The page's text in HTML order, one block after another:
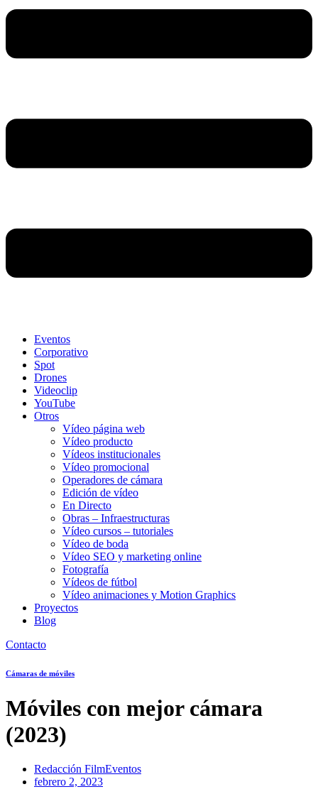
Eventos
Corporativo
Spot
Drones
Videoclip
YouTube
Otros
Vídeo página web
Vídeo producto
Vídeos institucionales
Vídeo promocional
Operadores de cámara
Edición de vídeo
En Directo
Obras – Infraestructuras
Vídeo cursos – tutoriales
Vídeo de boda
Vídeo SEO y marketing online
Fotografía
Vídeos de fútbol
Vídeo animaciones y Motion Graphics
Proyectos
Blog
Contacto
Cámaras de móviles
Móviles con mejor cámara
(2023)
Redacción FilmEventos
febrero 2, 2023